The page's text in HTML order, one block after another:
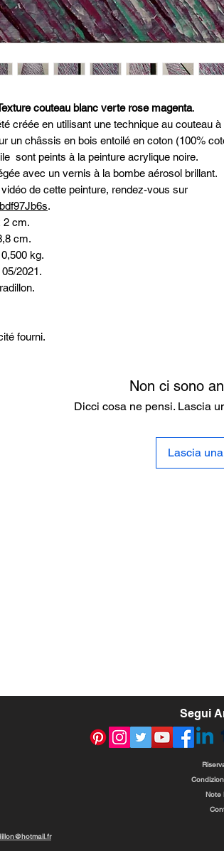
couteau blanc verte rose magenta.
créée en utilisant une technique au couteau à
un châssis en bois entoilé en coton (100%
sont peints à la peinture acrylique noire.
avec un vernis à la bombe aérosol brillant.
de cette peinture, rendez-vous sur
.
2 cm.
cm.
kg.
2021.
fourni.
Non ci sono
Dicci cosa ne pensi. Lascia
Lascia
Segui
Note